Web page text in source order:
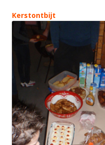
Kerstontbijt